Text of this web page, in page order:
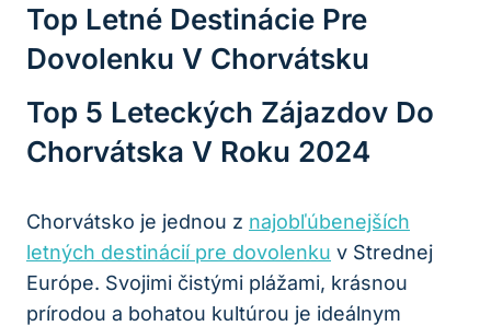
Top Letné Destinácie Pre
Dovolenku V⁤ Chorvátsku
Top⁣ 5 Leteckých Zájazdov Do
Chorvátska⁣ V Roku 2024
Chorvátsko je ⁤jednou z najobľúbenejších
letných destinácií pre dovolenku v Strednej⁢
Európe. Svojimi čistými‍ plážami, krásnou
prírodou a bohatou kultúrou je ideálnym